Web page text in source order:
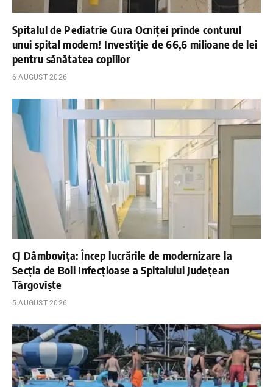
Spitalul de Pediatrie Gura Ocniței prinde conturul
unui spital modern! Investiție de 66,6 milioane de lei
pentru sănătatea copiilor
6 AUGUST 2026
CJ Dâmbovița: Încep lucrările de modernizare la
Secția de Boli Infecțioase a Spitalului Județean
Târgoviște
5 AUGUST 2026